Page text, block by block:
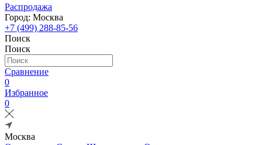
Распродажа
Город: Москва
+7 (499) 288-85-56
Поиск
Поиск
Сравнение
0
Избранное
0
Москва